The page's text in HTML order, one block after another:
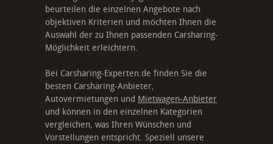
beurteilen die einzelnen Angebote nach
objektiven Kriterien und möchten Ihnen die
Auswahl der zu Ihnen passenden Carsharing-
Möglichkeit erleichtern.
Bei Carsharing-Experten.de finden Sie die
besten Carsharing-Anbieter,
Autovermietungen und Mietwagen-Anbieter
und können in den einzelnen Kategorien
vergleichen, was Ihren Wünschen und
Vorstellungen entspricht. Speziell unsere